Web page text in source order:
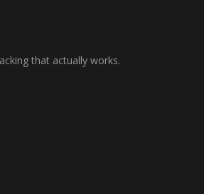
that actually works.